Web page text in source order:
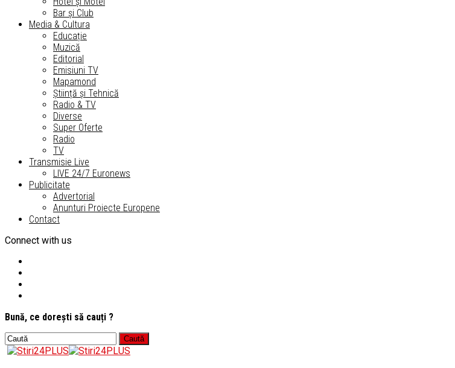
Bar și Club
Media & Cultura
Educație
Muzică
Editorial
Emisiuni TV
Mapamond
Știință și Tehnică
Radio & TV
Diverse
Super Oferte
Radio
TV
Transmisie Live
LIVE 24/7 Euronews
Publicitate
Advertorial
Anunturi Proiecte Europene
Contact
Connect with us
Bună, ce dorești să cauți ?